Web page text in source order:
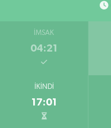
İMSAK
04:21
İKINDI
17:01